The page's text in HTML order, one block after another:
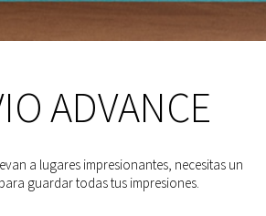
ADVANCE
a lugares impresionantes, necesitas un
guardar todas tus impresiones.